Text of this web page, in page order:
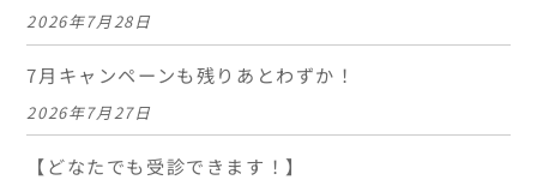
2026年7月28日
7月キャンペーンも残りあとわずか！
2026年7月27日
【どなたでも受診できます！】